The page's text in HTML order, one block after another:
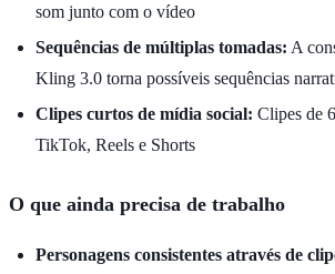
som junto com o vídeo
Sequências de múltiplas tomadas: A
Kling 3.0 torna possíveis sequências
Clipes curtos de mídia social: Clipes de
TikTok, Reels e Shorts
O que ainda precisa de trabalho
Personagens consistentes através de